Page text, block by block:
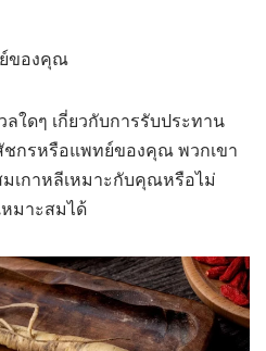
ของคุณ
ดๆ เกี่ยวกับการรับประทาน
ชกรหรือแพทย์ของคุณ พวกเขา
เกาหลีเหมาะกับคุณหรือไม่
มาะสมได้